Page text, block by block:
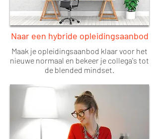
Naar een hybride opleidingsaanbod
Maak je opleidingsaanbod klaar voor het
nieuwe normaal en bekeer je collega's tot
de blended mindset.